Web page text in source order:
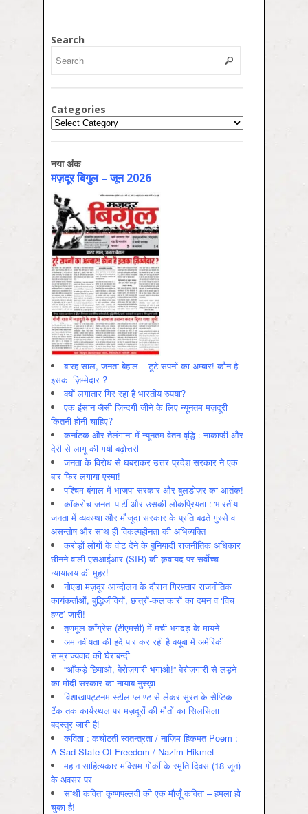
Search
Categories
Categories
नया अंक
मज़दूर बिगुल – जून 2026
बारह साल, जनता बेहाल – टूटे सपनों का अम्बार! कौन है
इसका ज़िम्मेदार ?
क्यों लगातार गिर रहा है भारतीय रुपया?
एक इंसान जैसी ज़िन्दगी जीने के लिए न्यूनतम मज़दूरी
कितनी होनी चाहिए?
कर्नाटक और तेलंगाना में न्यूनतम वेतन वृद्धि : नाकाफ़ी और
देरी से लागू की गयी बढ़ोत्तरी
जनता के विरोध से घबराकर उत्तर प्रदेश सरकार ने एक
बार फिर लगाया एस्मा!
पश्चिम बंगाल में भाजपा सरकार और बुलडोज़र का आतंक!
कॉकरोच जनता पार्टी और उसकी लोकप्रियता : भारतीय
जनता में व्‍यवस्‍था और मौजूदा सरकार के प्रति बढ़ते गुस्‍से व
असन्‍तोष और साथ ही विकल्‍पहीनता की अभिव्‍यक्ति
करोड़ों लोगों के वोट देने के बुनियादी राजनीतिक अधिकार
छीनने वाली एसआईआर (SIR) की क़वायद पर सर्वोच्च
न्यायालय की मुहर!
नोएडा मज़दूर आन्दोलन के दौरान गिरफ़्तार राजनीतिक
कार्यकर्ताओं, बुद्धिजीवियों, छात्रों-कलाकारों का दमन व ‘विच
हण्ट’ जारी!
तृणमूल काँग्रेस (टीएमसी) में मची भगदड़ के मायने
अमानवीयता की हदें पार कर रही है क्यूबा में अमेरिकी
साम्राज्यवाद की घेराबन्दी
“आँकड़े छिपाओ, बेरोज़गारी भगाओ!” बेरोज़गारी से लड़ने
का मोदी सरकार का नायाब नुस्ख़ा
विशाखापट्टनम स्टील प्लाण्ट से लेकर सूरत के सेप्टिक
टैंक तक कार्यस्थल पर मज़दूरों की मौतों का सिलसिला
बदस्तूर जारी है!
कविता : कचोटती स्वतन्त्रता / नाज़िम हिकमत Poem :
A Sad State Of Freedom / Nazim Hikmet
महान साहित्यकार मक्सिम गोर्की के स्मृति दिवस (18 जून)
के अवसर पर
साथी कविता कृष्णपल्लवी की एक मौजूँ कविता – हमला हो
चुका है!